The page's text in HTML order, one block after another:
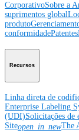
CorporativoSobre a
suprimentos global
produto
conformidadePatentes
Recursos
Linha direta de
Enterprise Labeling
(UDI)Solicitações de
Siteopen_in_newThe